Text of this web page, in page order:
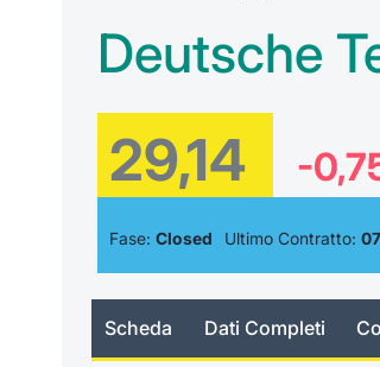
Deutsche
29,14 -
Fase: Closed Ultimo Contratto:
Scheda Dati Completi